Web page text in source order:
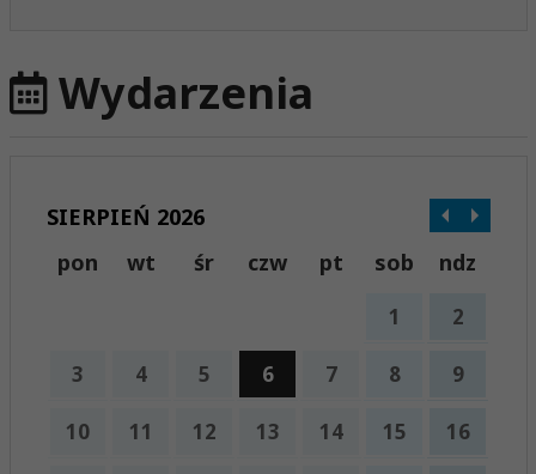
Wydarzenia
SIERPIEŃ 2026
pon
wt śr czw pt sob ndz
1 2
3 4 5 6 7 8 9
10 11 12 13 14 15 16